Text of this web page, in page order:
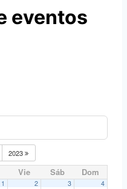
eventos
2023
Vie Sáb Dom
1 2 3 4